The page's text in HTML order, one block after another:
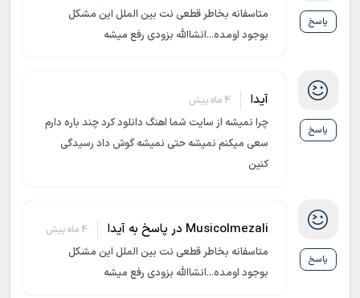
پاسخ
متاسفانه بخاطر قطعی نت بین الملل این مشکل
بوجود اومده...انشاالله بزودی رفع میشه
پاسخ
آیدا 4 ماه پیش
چرا نمیشه از سایت شما اهنگ دانلود کرد چند باره دارم
سعی میکنم نمیشه حتی نمیشه گوش داد رسیدگی
کنین
پاسخ
Musicolmezali در پاسخ به آیدا 4 ماه پیش
متاسفانه بخاطر قطعی نت بین الملل این مشکل
بوجود اومده...انشاالله بزودی رفع میشه